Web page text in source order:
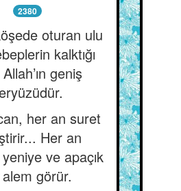
2380
oturan ulu
kalktığı
geniş
her an suret
Her an
ve apaçık
görür.